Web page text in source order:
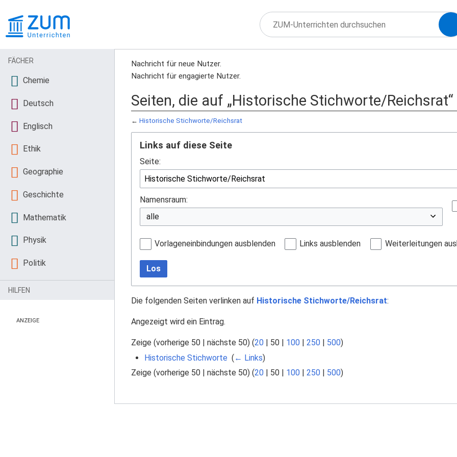
Nachricht für neue Nutzer.
Nachricht für engagierte Nutzer.
Seiten, die auf „Historische Stichworte/
← Historische Stichworte/Reichsrat
Links auf diese Seite
Seite:
Namensraum:
Vorlageneinbindungen ausblenden Links ausblenden Weiterleitungen
Los
Die folgenden Seiten verlinken auf Historische Stichworte/Reichsrat:
Angezeigt wird ein Eintrag.
Zeige (vorherige 50 | nächste 50) (20 | 50 | 100 | 250 | 500)
Historische Stichworte (← Links)
Zeige (vorherige 50 | nächste 50) (20 | 50 | 100 | 250 | 500)
FÄCHER
Chemie
Deutsch
Englisch
Ethik
Geographie
Geschichte
Mathematik
Physik
Politik
HILFEN
ANZEIGE